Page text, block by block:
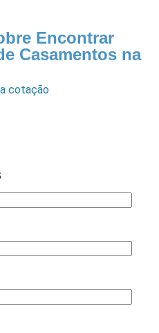
Encontrar
Casamentos na
cotação